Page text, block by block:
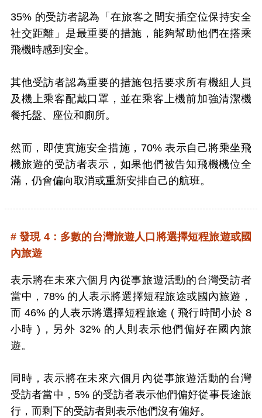
35% 的受訪者認為「在旅客之間安插空位保持安全
社交距離」是最重要的措施，能夠幫助他們在搭乘
飛機時感到安全。
其他受訪者認為重要的措施包括要求所有機組人員
及機上乘客配戴口罩，並在乘客上機前加強清潔機
餐托盤、座位和廁所。
然而，即使實施安全措施，70% 表示自己將乘坐飛
機旅遊的受訪者表示，如果他們被告知飛機機位全
滿，仍會偏向取消或重新安排自己的航班。
# 發現 4：多數的台灣旅遊人口將選擇短程旅遊或國
內旅遊
表示將在未來六個月內從事旅遊活動的台灣受訪者
當中，78% 的人表示將選擇短程旅途或國內旅遊，
而 46% 的人表示將選擇短程旅途 ( 飛行時間小於 8
小時 )，另外 32% 的人則表示他們偏好在國內旅
遊。
同時，表示將在未來六個月內從事旅遊活動的台灣
受訪者當中，5% 的受訪者表示他們偏好從事長途旅
行，而剩下的受訪者則表示他們沒有偏好。